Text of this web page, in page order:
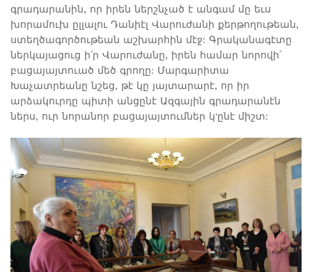
գրադարանին, որ իրեն ներշնչած է անգամ մը եւս
խորամուխ ըլլալու Դանիէլ Վարուժանի քերթողութեան,
ստեղծագործութեան աշխարհին մէջ: Գրականագէտը
ներկայացուց ի՛ր Վարուժանը, իրեն համար նորովի՛
բացայայտուած մեծ գրողը: Մարգարիտա
Խաչատրեանը նշեց, թէ կը յայտարարէ, որ իր
արձակուրդը պիտի անցընէ Ազգային գրադարանէն
ներս, ուր նորանոր բացայայտումներ կ'ընէ միշտ: